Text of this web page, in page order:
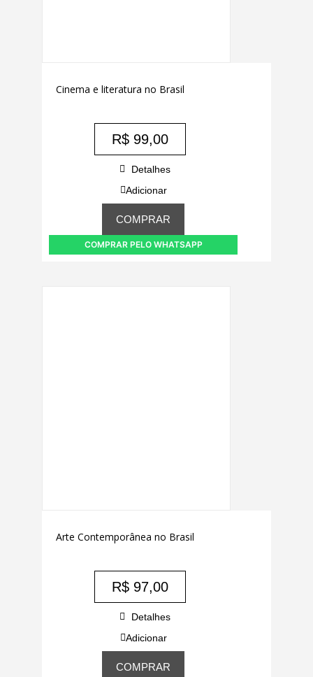
Cinema e literatura no Brasil
R$99,00
Detalhes
Adicionar
COMPRAR
COMPRAR PELO WHATSAPP
Arte Contemporânea no Brasil
R$97,00
Detalhes
Adicionar
COMPRAR